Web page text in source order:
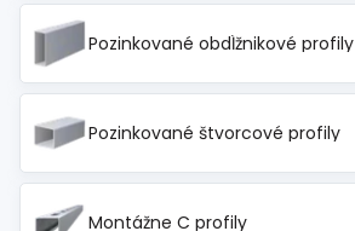
Pozinkované obdĺžnikové profily
Pozinkované štvorcové profily
Montážne C profily